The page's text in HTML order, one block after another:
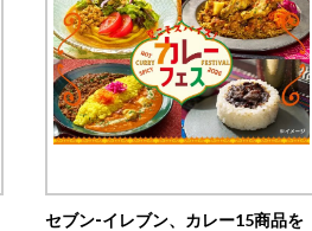
セブン‐イレブン、カレー15商品を